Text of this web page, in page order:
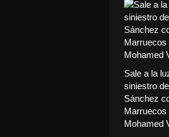
Sale a la
siniestro
Sánchez
Marruecos
Mohamed